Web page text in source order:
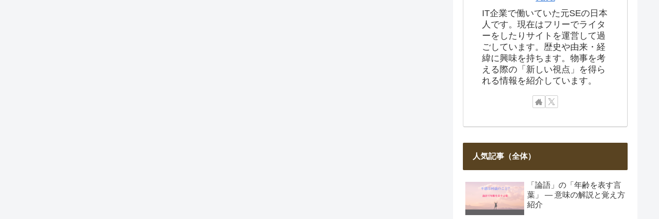
IT企業で働いていた元SEの日本
人です。現在はフリーでライタ
ーをしたりサイトを運営して過
ごしています。歴史や由来・経
緯に興味を持ちます。物事を考
える際の「新しい視点」を得ら
れる情報を紹介しています。
人気記事（全体）
「論語」の「年齢を表す言
葉」 ― 意味の解説と覚え方
紹介